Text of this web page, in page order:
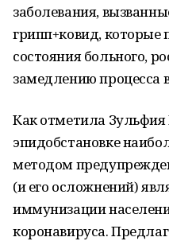
заболевания,
грипп+ковид,
состояния больного,
замедлению процесса
Как отметила Зульфия
эпидобстановке
методом
(и его осложнений)
иммунизации
коронавируса.